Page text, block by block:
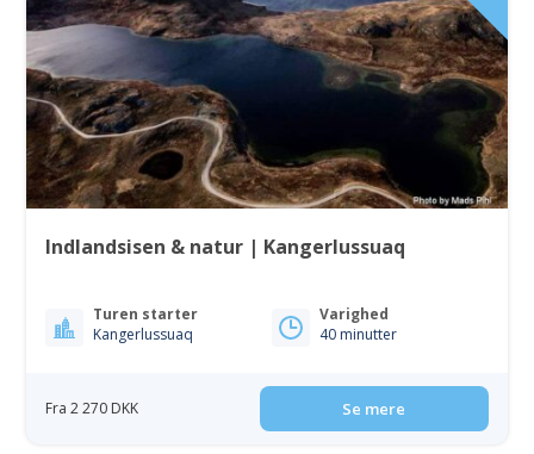
Indlandsisen & natur | Kangerlussuaq
Turen starter
Kangerlussuaq
Varighed
40 minutter
Fra 2 270 DKK Se mere